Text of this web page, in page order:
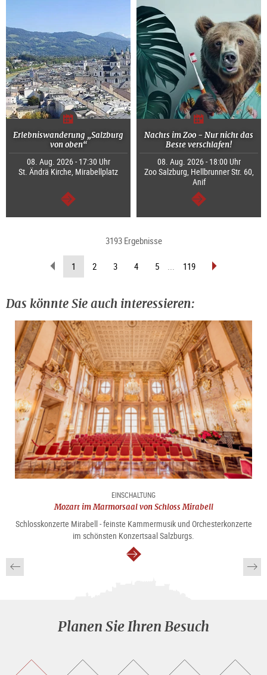
Erlebniswanderung „Salzburg
von oben“
08. Aug. 2026 - 17:30 Uhr
St. Ändrä Kirche, Mirabellplatz
weiter
Nachts im Zoo - Nur nicht das
Beste verschlafen!
08. Aug. 2026 - 18:00 Uhr
Zoo Salzburg, Hellbrunner Str. 60,
Anif
weiter
3193 Ergebnisse
zurückblättern
1 (aktuelle
Seite)
2 3 4 5 ... 119 vorblättern
Das könnte Sie auch interessieren:
EINSCHALTUNG
Mozart im Marmorsaal von Schloss Mirabell
Schlosskonzerte Mirabell - feinste Kammermusik und Orchesterkonzerte
im schönsten Konzertsaal Salzburgs.
weiter
Planen Sie Ihren Besuch